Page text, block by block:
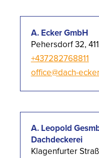
A. Ecker GmbH
Pehersdorf 32,
+437282768811
office@dach-
A. Leopold
Dachdeckerei
Klagenfurter